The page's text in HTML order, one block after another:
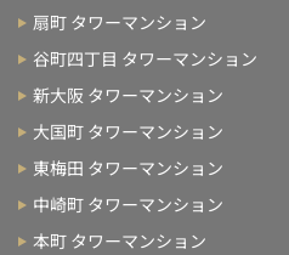
扇町 タワーマンション
谷町四丁目 タワーマンション
新大阪 タワーマンション
大国町 タワーマンション
東梅田 タワーマンション
中崎町 タワーマンション
本町 タワーマンション